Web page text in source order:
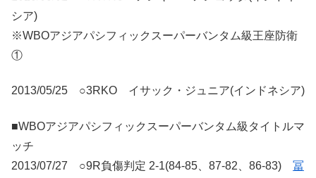
シア)
※WBOアジアパシフィックスーパーバンタム級王座防衛
①
2013/05/25 ○3RKO イサック・ジュニア(インドネシア)
■WBOアジアパシフィックスーパーバンタム級タイトルマ
ッチ
2013/07/27 ○9R負傷判定 2-1(84-85、87-82、86-83) 冨